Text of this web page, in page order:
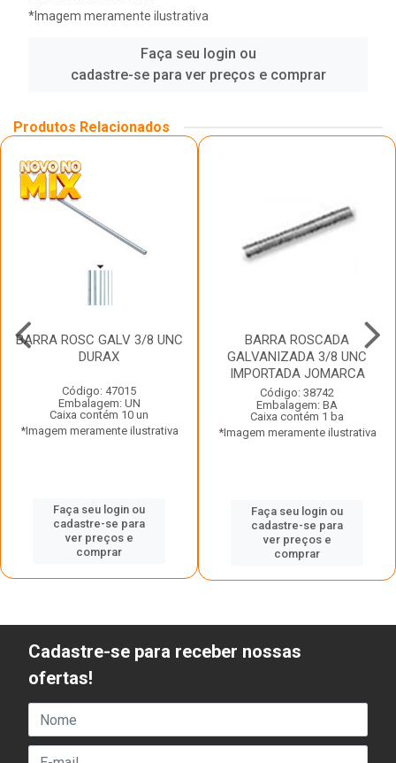
*Imagem meramente ilustrativa
Faça seu login ou
cadastre-se para ver preços e comprar
Produtos Relacionados
BARRA ROSC GALV 3/8 UNC
DURAX
Código: 47015
Embalagem: UN
Caixa contém 10 un
*Imagem meramente ilustrativa
Faça seu login ou
cadastre-se para
ver preços e
comprar
BARRA ROSCADA
GALVANIZADA 3/8 UNC
IMPORTADA JOMARCA
Código: 38742
Embalagem: BA
Caixa contém 1 ba
*Imagem meramente ilustrativa
Faça seu login ou
cadastre-se para
ver preços e
comprar
Cadastre-se para receber nossas
ofertas!